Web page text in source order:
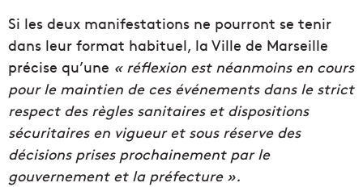
Si les deux manifestations ne pourront se tenir
dans leur format habituel, la Ville de Marseille
précise qu’une « réflexion est néanmoins en cours
pour le maintien de ces événements dans le strict
respect des règles sanitaires et dispositions
sécuritaires en vigueur et sous réserve des
décisions prises prochainement par le
gouvernement et la préfecture ».